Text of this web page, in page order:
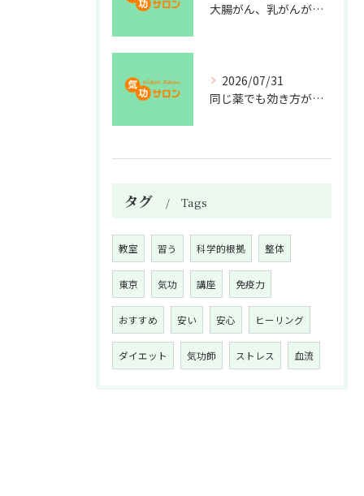
大腸がん、乳がんが増えた理由
2026/07/31
同じ薬でも効き方が違う？
タグ Tags
教室 習う 科学的根拠 整体
東京 気功 講座 免疫力
おすすめ 安い 安心 ヒーリング
ダイエット 気功師 ストレス 血流